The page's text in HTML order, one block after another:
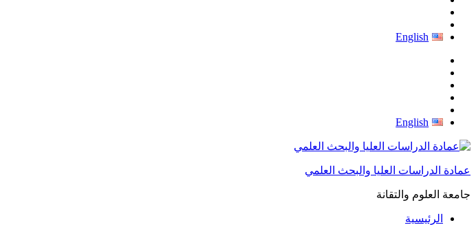
English
English
عمادة الدراسات العليا والبحث العلمي
جامعة العلوم والتقانة
الرئيسية